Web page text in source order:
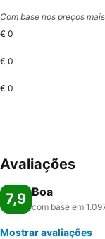
Com base nos preços
€ 0
€ 0
€ 0
Avaliações
7,9 Boa
com base em
Mostrar avaliações